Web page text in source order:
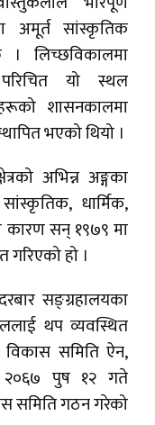
अमूर्त सांस्कृतिक
। लिच्छविकालमा
परिचित यो स्थल
शासनकालमा
भएको थियो ।
अभिन्न अङ्गका
धार्मिक,
कारण सन् १९७९ मा
हो ।
सङ्ग्रहालयका
थप व्यवस्थित
समिति ऐन,
२०६७ पुष १२ गते
समिति गठन गरेको